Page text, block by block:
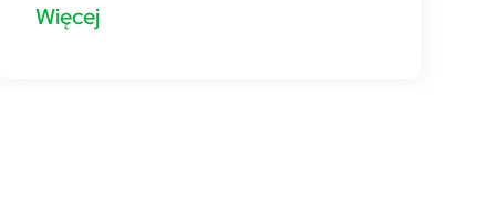
Więcej